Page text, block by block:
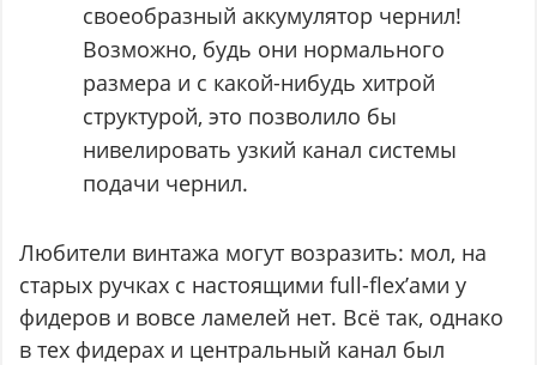
своеобразный аккумулятор чернил!
Возможно, будь они нормального
размера и с какой-нибудь хитрой
структурой, это позволило бы
нивелировать узкий канал системы
подачи чернил.
Любители винтажа могут возразить: мол, на
старых ручках с настоящими full-flex’ами у
фидеров и вовсе ламелей нет. Всё так, однако
в тех фидерах и центральный канал был